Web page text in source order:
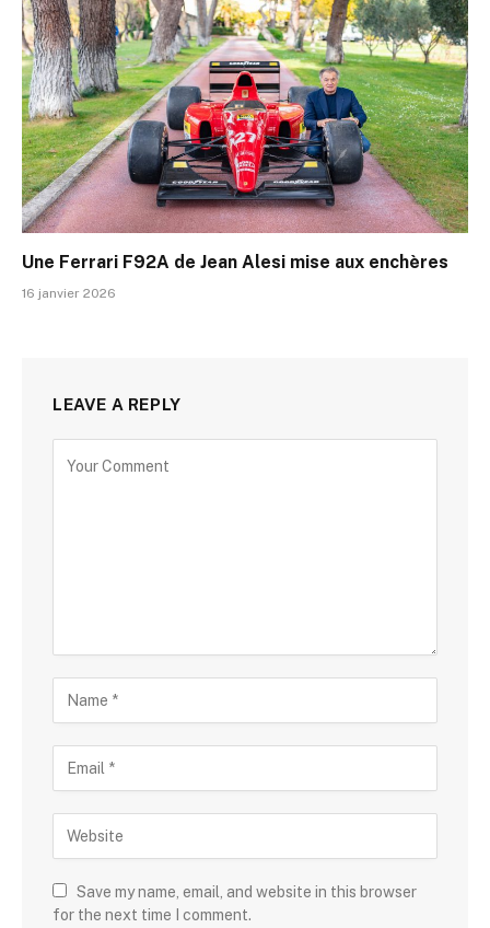
Une Ferrari F92A de Jean Alesi mise aux enchères
16 janvier 2026
LEAVE A REPLY
Save my name, email, and website in this browser
for the next time I comment.